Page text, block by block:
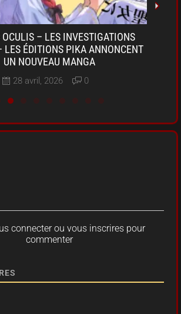
OCULIS – LES INVESTIGATIONS
LES ÉDITIONS PIKA ANNONCENT
UN NOUVEAU MANGA
28 avril, 2026 0
connecter ou vous inscrires pour
commenter